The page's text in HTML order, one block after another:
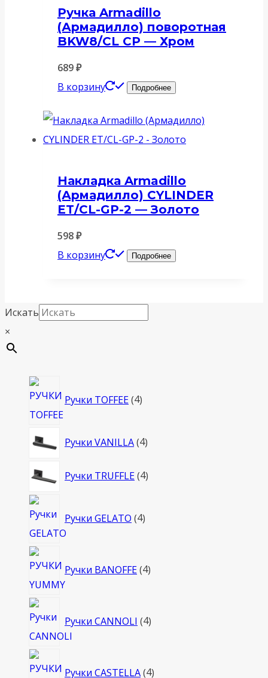
Ручка Armadillo
(Армадилло) поворотная
BKW8/CL CP — Хром
689₽
В корзину
Подробнее
Накладка Armadillo
(Армадилло) CYLINDER
ET/CL-GP-2 — Золото
598₽
В корзину
Подробнее
Искать
×
Ручки TOFFEE 4товара
Ручки VANILLA 44
Ручки TRUFFLE 44
Ручки GELATO 4товара
Ручки BANOFFE 4товара
Ручки CANNOLI 4товара
Ручки CASTELLA 4